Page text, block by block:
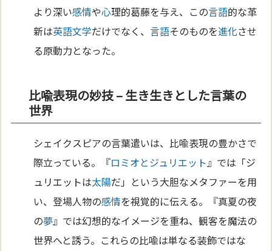
より深い感情や心理的葛藤を与え、この言語的な革
新は英語文学だけでなく、言語そのものを進化させ
る原動力となった。
比喩表現の妙技 – 生き生きとした言葉の
世界
シェイクスピアの言葉遣いは、比喩表現の豊かさで
際立っている。『ロミオとジュリエット 』では「ジ
ュリエットは太陽だ」という大胆なメタファーを用
い、登場人物の感情を視覚的に伝える。『真夏の夜
の夢』では幻想的なイメージを重ね、観客を魔法の
世界へと誘う。これらの比喩は単なる装飾ではな